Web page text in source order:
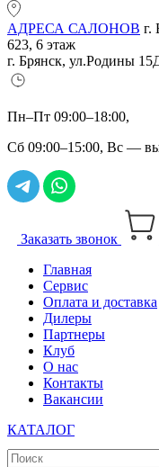
АДРЕСА САЛОНОВ г.
623, 6 этаж
г. Брянск, ул.Родины
Пн–Пт 09:00–18:00,
Сб 09:00–15:00, Вс —
Заказать звонок
Главная
Сервис
Оплата и доставка
Дилеры
Партнеры
Клуб
О нас
Контакты
Вакансии
КАТАЛОГ